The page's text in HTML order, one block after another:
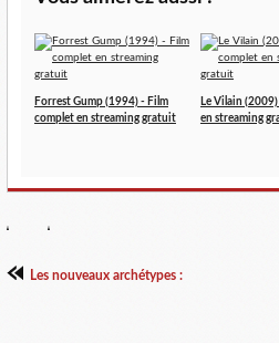
Forrest Gump (1994) - Film
complet en streaming gratuit
Le Vilain
en streaming
Les nouveaux archétypes :